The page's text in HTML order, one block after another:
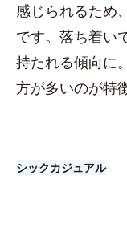
感じられるため
です。落ち着い
持たれる傾向に
方が多いのが特
シックカジュアル